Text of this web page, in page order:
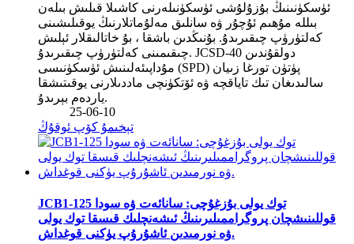
ئۈسكۈنىنىڭ بۇزۇلۇشى ئۈسكۈنىلەرنى كاشىلا قىلىش بىلەن
بىللە مۇھىم ئۇچۇر ۋە سانلىق مەلۇماتلارنىڭ يوقىلىشىنى
كەلتۈرۈپ چىقىرىدۇ. بۇنىڭدىن باشقا ، بۇ خاتالىقلار ئېلىش
چىقىمىنى كەلتۈرۈپ چىقىرىدۇ. JCSD-40 دولقۇندىن
مۇداپىئەلىنىش ئۈسكۈنىسى (SPD) پۈتۈن تورغا زىيان
سالىدىغان تىك تاياقچە ۋە ئۆتكۈنچى ماددىلارنى يوقىتىشقا
ياردەم بېرىدۇ.
25-06-10
تېخىمۇ كۆپ ئوقۇڭ
JCB1-125 توك يولى بۇزغۇچى: سانائەت ۋە سودا
قوللىنىشچان پروگراممىلىرىنىڭ ئىشەنچلىك قىسقا توك يولى
ۋە نورمىدىن ئاشۇرۇپ يۈكنى قوغداش.